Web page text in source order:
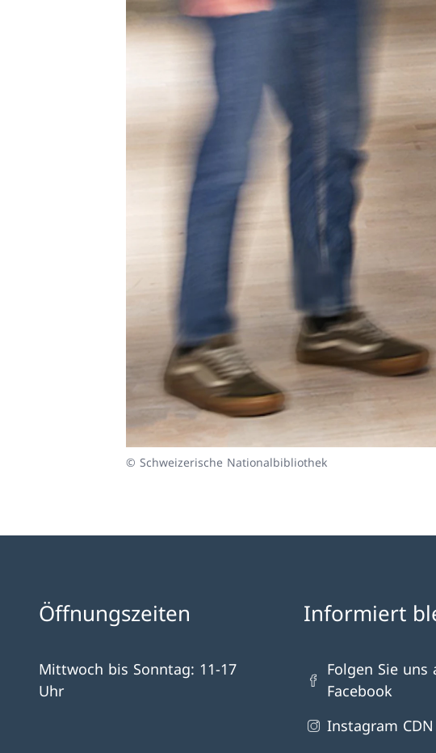
© Schweizerische Nationalbibliothek
Öffnungszeiten
Mittwoch bis Sonntag: 11-17
Uhr
Informiert
Folgen Sie uns
Facebook
Instagram CDN